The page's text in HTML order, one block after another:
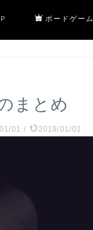
ボードゲーム
まとめ
01 / 2019/01/01